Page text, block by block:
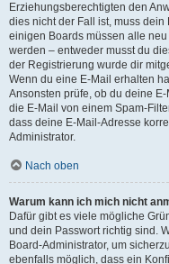
Erziehungsberechtigten den
dies nicht der Fall ist, muss
einigen Boards müssen alle
werden – entweder musst du
der Registrierung wurde dir
Wenn du eine E-Mail erhalten
Ansonsten prüfe, ob du deine
die E-Mail von einem Spam-
dass deine E-Mail-Adresse
Administrator.
Nach oben
Warum kann ich mich nicht
Dafür gibt es viele mögliche
und dein Passwort richtig sind.
Board-Administrator, um
ebenfalls möglich, dass ein